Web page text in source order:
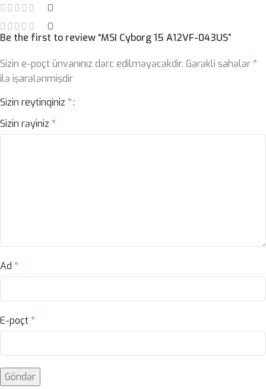
0
0
Be the first to review “MSI Cyborg 15 A12VF-043US”
Sizin e-poçt ünvanınız dərc edilməyəcəkdir. Gərəkli sahələr*
ilə işarələnmişdir
Sizin reytinqiniz *
Sizin rəyiniz *
Ad *
E-poçt*